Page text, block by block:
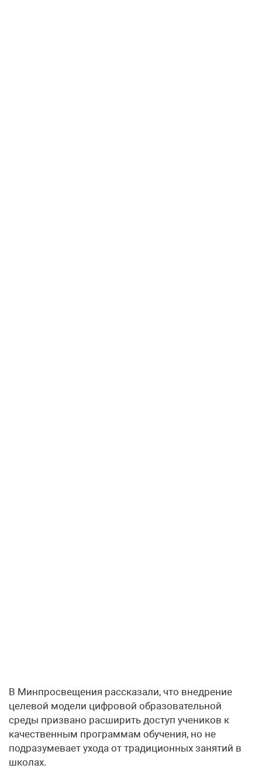
В Минпросвещения рассказали, что внедрение
целевой модели цифровой образовательной
среды призвано расширить доступ учеников к
качественным программам обучения, но не
подразумевает ухода от традиционных занятий в
школах.